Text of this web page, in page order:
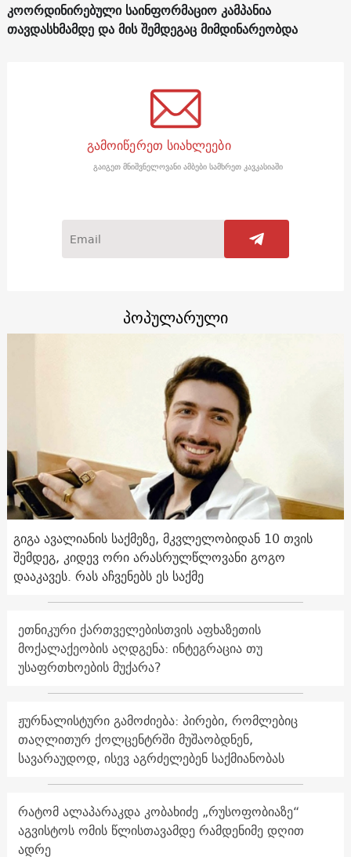
კოორდინირებული საინფორმაციო კამპანია
თავდასხმამდე და მის შემდეგაც მიმდინარეობდა
გამოიწერეთ სიახლეები
გაიგეთ მნიშვნელოვანი ამბები სამხრეთ კავკასიაში
პოპულარული
გიგა ავალიანის საქმეზე, მკვლელობიდან 10 თვის
შემდეგ, კიდევ ორი არასრულწლოვანი გოგო
დააკავეს. რას აჩვენებს ეს საქმე
ეთნიკური ქართველებისთვის აფხაზეთის
მოქალაქეობის აღდგენა: ინტეგრაცია თუ
უსაფრთხოების მუქარა?
ჟურნალისტური გამოძიება: პირები, რომლებიც
თაღლითურ ქოლცენტრში მუშაობდნენ,
სავარაუდოდ, ისევ აგრძელებენ საქმიანობას
რატომ ალაპარაკდა კობახიძე „რუსოფობიაზე“
აგვისტოს ომის წლისთავამდე რამდენიმე დღით
ადრე